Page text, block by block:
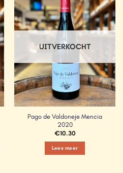
Add to
Wishlist
UITVERKOCHT
Pago de Valdoneje Mencia
2020
€10.30
Lees meer